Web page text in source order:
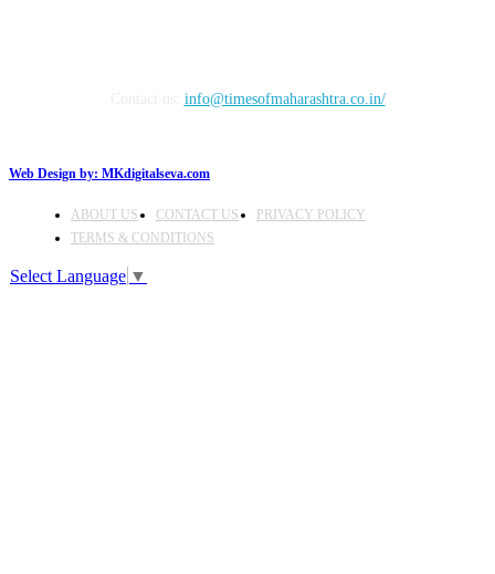
info@timesofmaharashtra.co.in/
Web Design by: MKdigitalseva.com
ABOUT US CONTACT US
PRIVACY POLICY
TERMS & CONDITIONS
Select Language ▼